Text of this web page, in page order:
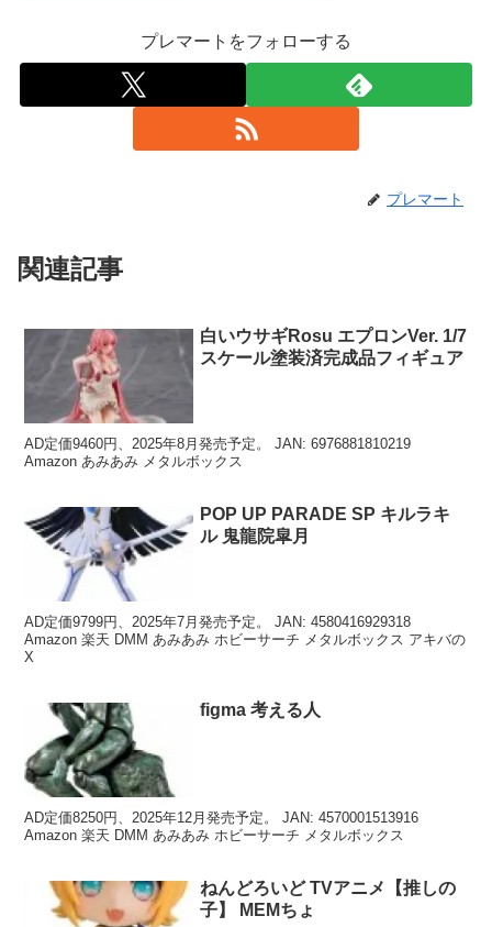
プレマートをフォローする
プレマート
関連記事
白いウサギRosu エプロンVer. 1/7
スケール塗装済完成品フィギュア
AD定価9460円、2025年8月発売予定。 JAN: 6976881810219
Amazon あみあみ メタルボックス
POP UP PARADE SP キルラキ
ル 鬼龍院皐月
AD定価9799円、2025年7月発売予定。 JAN: 4580416929318
Amazon 楽天 DMM あみあみ ホビーサーチ メタルボックス アキバの
X
figma 考える人
AD定価8250円、2025年12月発売予定。 JAN: 4570001513916
Amazon 楽天 DMM あみあみ ホビーサーチ メタルボックス
ねんどろいど TVアニメ【推しの
子】 MEMちょ